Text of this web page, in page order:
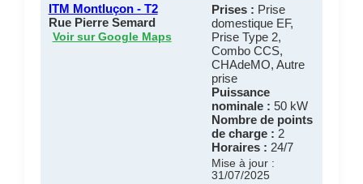
ITM Montluçon - T2
Rue Pierre Semard
Voir sur Google Maps
Prises : Prise
domestique EF,
Prise Type 2,
Combo CCS,
CHAdeMO, Autre
prise
Puissance
nominale : 50 kW
Nombre de points
de charge : 2
Horaires : 24/7
Mise à jour :
31/07/2025